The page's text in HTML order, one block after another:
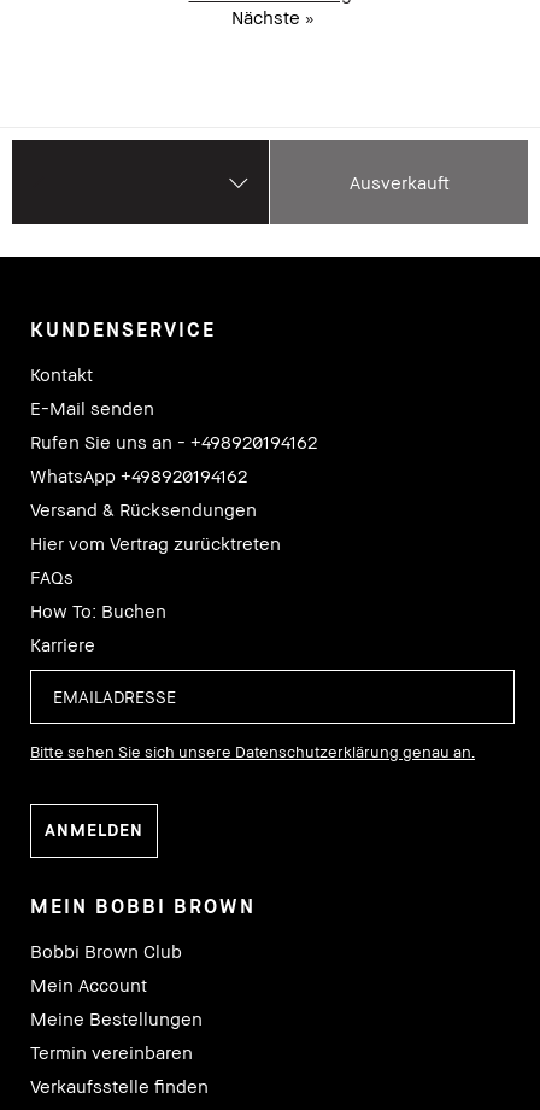
Nächste »
Ausverkauft
KUNDENSERVICE
Kontakt
E-Mail senden
Rufen Sie uns an - +498920194162
WhatsApp +498920194162
Versand & Rücksendungen
Hier vom Vertrag zurücktreten
FAQs
How To: Buchen
Karriere
Bitte sehen Sie sich unsere Datenschutzerklärung genau an.
MEIN BOBBI BROWN
Bobbi Brown Club
Mein Account
Meine Bestellungen
Termin vereinbaren
Verkaufsstelle finden